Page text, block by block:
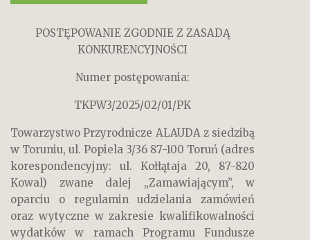
POSTĘPOWANIE ZGODNIE Z ZASADĄ
KONKURENCYJNOŚCI
Numer postępowania:
TKPW3/2025/02/01/PK
Towarzystwo Przyrodnicze ALAUDA z siedzibą
w Toruniu, ul. Popiela 3/36 87-100 Toruń (adres
korespondencyjny: ul. Kołłątaja 20, 87-820
Kowal) zwane dalej „Zamawiającym”, w
oparciu o regulamin udzielania zamówień
oraz wytyczne w zakresie kwalifikowalności
wydatków w ramach Programu Fundusze